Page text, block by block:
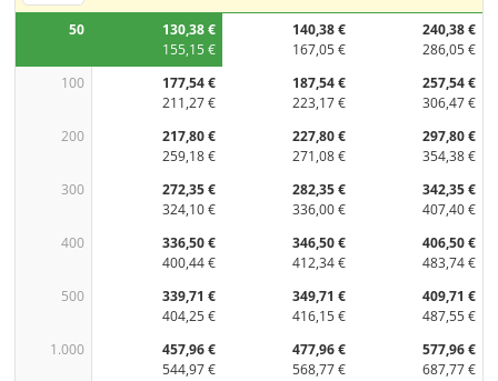
50
130,38 €
155,15 €
140,38 €
167,05 €
240,38 €
286,05 €
100
177,54 €
211,27 €
187,54 €
223,17 €
257,54 €
306,47 €
200
217,80 €
259,18 €
227,80 €
271,08 €
297,80 €
354,38 €
300
272,35 €
324,10 €
282,35 €
336,00 €
342,35 €
407,40 €
400
336,50 €
400,44 €
346,50 €
412,34 €
406,50 €
483,74 €
500
339,71 €
404,25 €
349,71 €
416,15 €
409,71 €
487,55 €
1.000
457,96 €
544,97 €
477,96 €
568,77 €
577,96 €
687,77 €